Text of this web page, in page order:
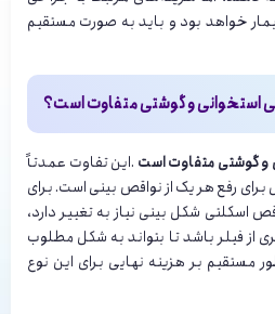
خواهد بود و باید به صورت مستقیم
استخوانی و گوشتی متفاوت است؟
و گوشتی متفاوت است .این تفاوت عمدتاً
رفع هر یک از نواقص بینی است. برای
اسکلتی شکل بینی نیاز به تغییر دارد،
فیلر باشد تا بتواند به شکل مطلوب
مستقیم بر هزینه نهایی برای این نوع